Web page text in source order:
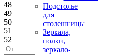
Подстолье
для
столешницы
Зеркала,
полки,
зеркало-
48
49
50
51
52